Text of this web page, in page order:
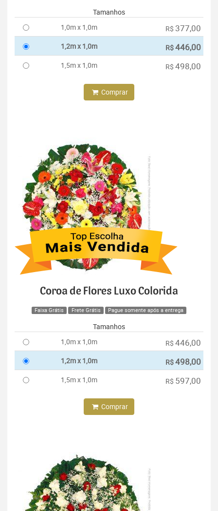
Tamanhos
1,0m x 1,0m
R$ 377,00
1,2m x 1,0m R$446,00
1,5m x 1,0m R$ 498,00
Comprar
Coroa de Flores Luxo Colorida
Faixa Grátis Frete Grátis Pague somente após a entrega
Tamanhos
1,0m x 1,0m
R$ 446,00
1,2m x 1,0m R$498,00
1,5m x 1,0m R$ 597,00
Comprar